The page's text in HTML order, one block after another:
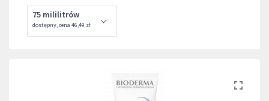
75 mililitrów
dostępny,cena 46,49 zł